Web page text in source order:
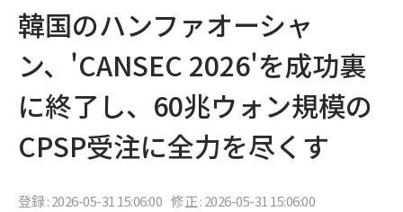
韓国のハンファオーシャ
ン、'CANSEC 2026'を成功裏
に終了し、60兆ウォン規模の
CPSP受注に全力を尽くす
登録 : 2026-05-31 15:06:00 修正 : 2026-05-31 15:06:00